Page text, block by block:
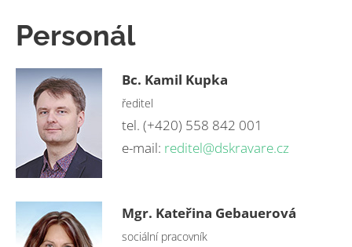
Personál
Bc. Kamil Kupka
ředitel
tel. (+420) 558 842 001
e-mail: reditel@dskravare.cz
Mgr. Kateřina Gebauerová
sociální pracovník